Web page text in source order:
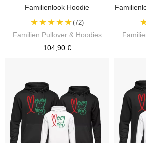
Familienlook Hoodie
★★★★★(72)
Familien Pullover & Hoodies
104,90 €